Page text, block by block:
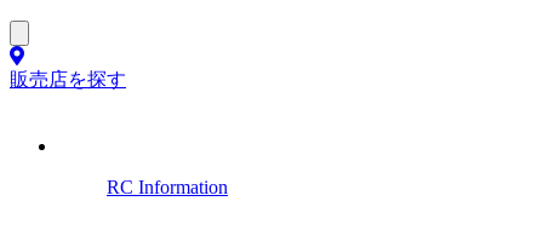
販売店を探す
RC Information